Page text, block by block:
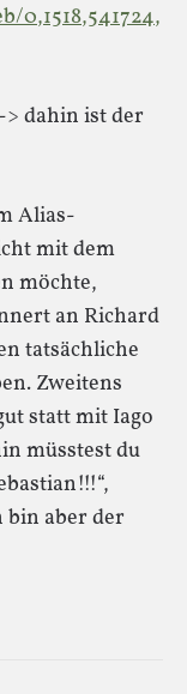
0,1518,541724,
> dahin ist der
Alias-
mit dem
möchte,
an Richard
tatsächliche
Zweitens
statt mit Iago
müsstest du
bin aber der